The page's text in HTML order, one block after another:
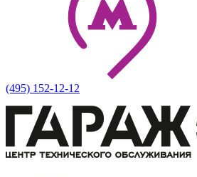
(495) 152-12-12